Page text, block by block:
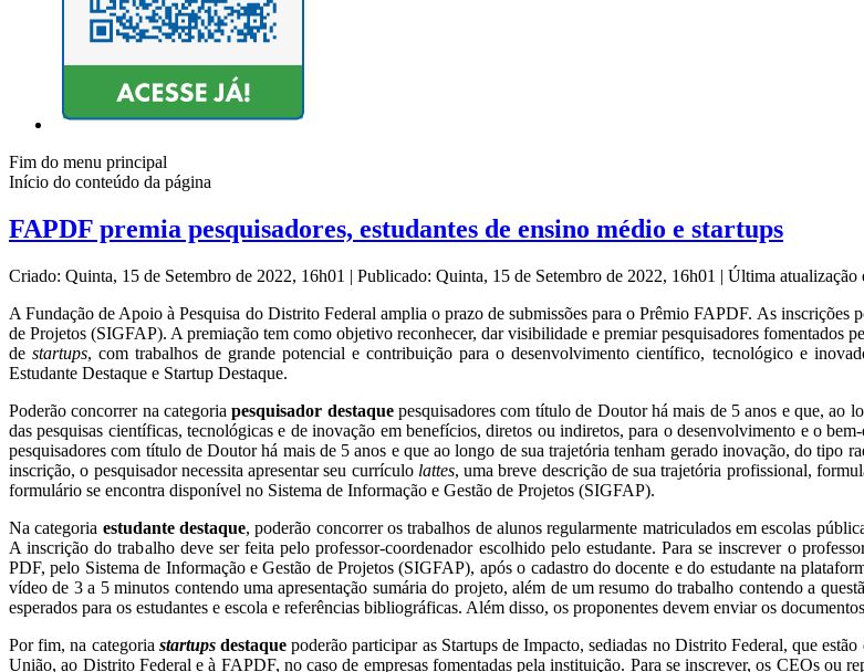
Fim do menu principal
Início do conteúdo da página
FAPDF premia pesquisadores, estudantes de ensino médio e startups
Criado: Quinta, 15 de Setembro de 2022, 16h01 | Publicado: Quinta, 15 de Setembro de 2022, 16h01 | Última atualização
A Fundação de Apoio à Pesquisa do Distrito Federal amplia o prazo de submissões para o Prêmio FAPDF. As inscrições
de Projetos (SIGFAP). A premiação tem como objetivo reconhecer, dar visibilidade e premiar pesquisadores fomentados
destartups, com trabalhos de grande potencial e contribuição para o desenvolvimento científico, tecnológico e
Estudante Destaque e Startup Destaque.
Poderão concorrer na categoriapesquisador destaquepesquisadores com título de Doutor há mais de 5 anos e que, ao
das pesquisas científicas, tecnológicas e de inovação em benefícios, diretos ou indiretos, para o desenvolvimento e o
pesquisadores com título de Doutor há mais de 5 anos e que ao longo de sua trajetória tenham gerado inovação, do tipo
inscrição, o pesquisador necessita apresentar seu currículo lattes, uma breve descrição de sua trajetória profissional,
formulário se encontra disponível no Sistema de Informação e Gestão de Projetos (SIGFAP).
Na categoria estudante destaque, poderão concorrer os trabalhos de alunos regularmente matriculados em escolas
A inscrição do trabalho deve ser feita pelo professor-coordenador escolhido pelo estudante. Para se inscrever o
PDF, pelo Sistema de Informação e Gestão de Projetos (SIGFAP), após o cadastro do docente e do estudante na
vídeo de 3 a 5 minutos contendo uma apresentação sumária do projeto, além de um resumo do trabalho contendo a
esperados para os estudantes e escola e referências bibliográficas. Além disso, os proponentes devem enviar os
Por fim, na categoria startupsdestaquepoderão participar as Startups de Impacto, sediadas no Distrito Federal, que
União, ao Distrito Federal e à FAPDF, no caso de empresas fomentadas pela instituição. Para se inscrever, os CEOs ou